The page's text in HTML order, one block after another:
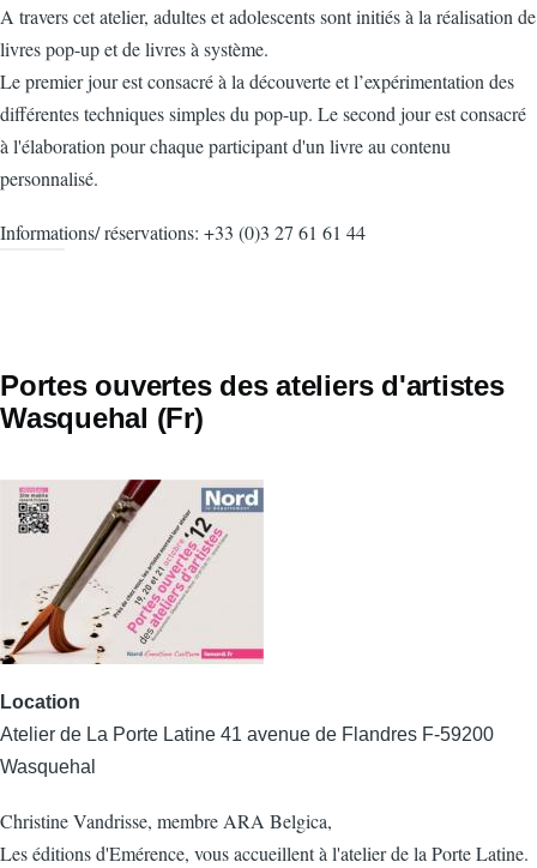
A travers cet atelier, adultes et adolescents sont initiés à la réalisation de
livres pop-up et de livres à système.
Le premier jour est consacré à la découverte et l’expérimentation des
différentes techniques simples du pop-up. Le second jour est consacré
à l'élaboration pour chaque participant d'un livre au contenu
personnalisé.
Informations/ réservations: +33 (0)3 27 61 61 44
Portes ouvertes des ateliers d'artistes
Wasquehal (Fr)
Location
Atelier de La Porte Latine 41 avenue de Flandres F-59200
Wasquehal
Christine Vandrisse, membre ARA Belgica,
Les éditions d'Emérence, vous accueillent à l'atelier de la Porte Latine.